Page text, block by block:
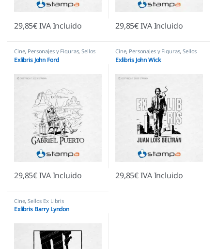
29,85€IVA Incluido 29,85€IVA Incluido
Cine, Personajes y Figuras,Sellos
Ex Libris
Exlibris John Ford
29,85€IVA Incluido
Cine, Personajes y Figuras,Sellos
Ex Libris
Exlibris John Wick
29,85€IVA Incluido
Cine,Sellos Ex Libris
Exlibris Barry Lyndon